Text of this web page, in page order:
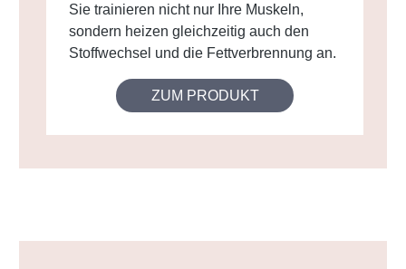
Sie trainieren nicht nur Ihre Muskeln,
sondern heizen gleichzeitig auch den
Stoffwechsel und die Fettverbrennung an.
ZUM PRODUKT